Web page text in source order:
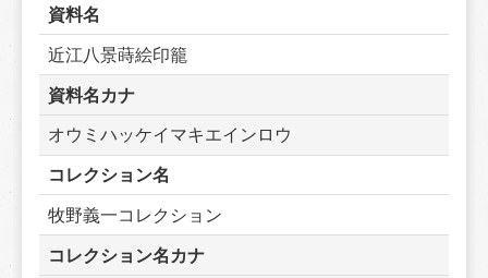
資料名
近江八景蒔絵印籠
資料名カナ
オウミハッケイマキエインロウ
コレクション名
牧野義一コレクション
コレクション名カナ